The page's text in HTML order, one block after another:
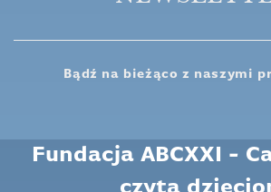
Bądź na bieżąco z naszymi
Fundacja ABCXXI -